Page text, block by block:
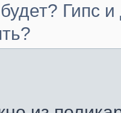
Гипс